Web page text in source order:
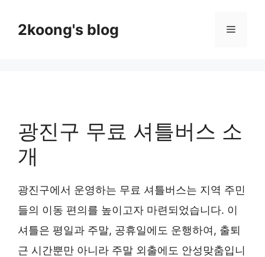
content2koong's blog Menu
광진구 무료 셔틀버스 소
개
광진구에서 운영하는 무료 셔틀버스는 지역 주민
들의 이동 편의를 높이고자 마련되었습니다. 이
셔틀은 평일과 주말, 공휴일에도 운행하여, 출퇴
근 시간뿐만 아니라 주말 외출에도 안성맞춤입니